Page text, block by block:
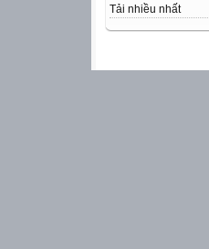
Tải nhiều nhất